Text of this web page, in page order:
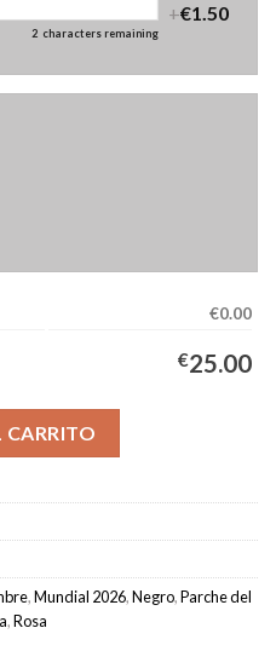
2 characters remaining
+€1.50
€0.00
€25.00
Equipación Hombre 2026/2027
CARRITO
,Mundial 2026,Negro,Parche del
,Rosa